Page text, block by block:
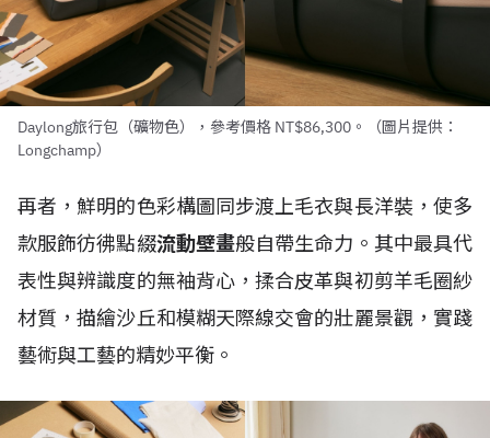
Daylong旅行包（礦物色），參考價格 NT$86,300。（圖片提供：
Longchamp）
再者，鮮明的色彩構圖同步渡上毛衣與長洋裝，使多
款服飾彷彿點綴流動壁畫般自帶生命力。其中最具代
表性與辨識度的無袖背心，揉合皮革與初剪羊毛圈紗
材質，描繪沙丘和模糊天際線交會的壯麗景觀，實踐
藝術與工藝的精妙平衡。